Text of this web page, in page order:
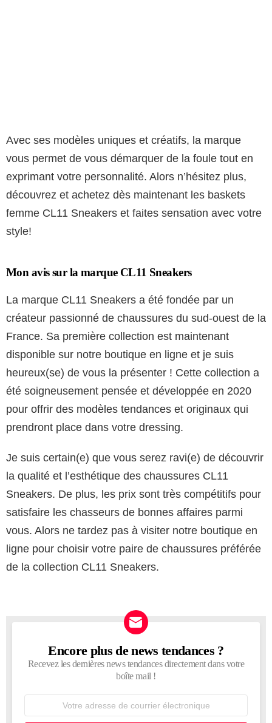
Avec ses modèles uniques et créatifs, la marque
vous permet de vous démarquer de la foule tout en
exprimant votre personnalité. Alors n’hésitez plus,
découvrez et achetez dès maintenant les baskets
femme CL11 Sneakers et faites sensation avec votre
style!
Mon avis sur la marque CL11 Sneakers
La marque CL11 Sneakers a été fondée par un
créateur passionné de chaussures du sud-ouest de la
France. Sa première collection est maintenant
disponible sur notre boutique en ligne et je suis
heureux(se) de vous la présenter ! Cette collection a
été soigneusement pensée et développée en 2020
pour offrir des modèles tendances et originaux qui
prendront place dans votre dressing.
Je suis certain(e) que vous serez ravi(e) de découvrir
la qualité et l’esthétique des chaussures CL11
Sneakers. De plus, les prix sont très compétitifs pour
satisfaire les chasseurs de bonnes affaires parmi
vous. Alors ne tardez pas à visiter notre boutique en
ligne pour choisir votre paire de chaussures préférée
de la collection CL11 Sneakers.
NEWSLETTER
Encore plus de news tendances ?
Recevez les dernières news tendances directement dans votre
boîte mail !
courrier